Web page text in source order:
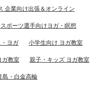
企業向け出張＆オンライン
スポーツ選手向けヨガ・瞑想
ヨガ 小学生向け ヨガ教室
ガ教室 親子・キッズ ヨガ教室
島・白金高輪